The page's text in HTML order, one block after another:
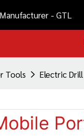
- GTL
Tools Electric Drill